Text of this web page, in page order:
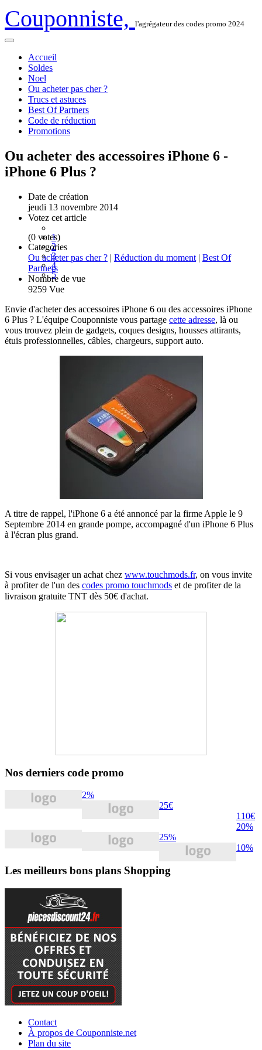
Couponniste, l'agrégateur des codes promo 2024
Accueil
Soldes
Noel
Ou acheter pas cher ?
Trucs et astuces
Best Of Partners
Code de réduction
Promotions
Ou acheter des accessoires iPhone 6 -
iPhone 6 Plus ?
Date de création
jeudi 13 novembre 2014
Votez cet article
1
2
3
4
5
(0 votes)
Categories
Ou acheter pas cher ? | Réduction du moment | Best Of
Partners
Nombre de vue
9259 Vue
Envie d'acheter des accessoires iPhone 6 ou des accessoires iPhone
6 Plus ? L'équipe Couponniste vous partage cette adresse, là ou
vous trouvez plein de gadgets, coques designs, housses attirants,
étuis professionnelles, câbles, chargeurs, support auto.
A titre de rappel, l'iPhone 6 a été annoncé par la firme Apple le 9
Septembre 2014 en grande pompe, accompagné d'un iPhone 6 Plus
à l'écran plus grand.
Si vous envisager un achat chez www.touchmods.fr, on vous invite
à profiter de l'un des codes promo touchmods et de profiter de la
livraison gratuite TNT dès 50€ d'achat.
Nos derniers code promo
2%
25€
110€
20%
25%
10%
Les meilleurs bons plans Shopping
Contact
À propos de Couponniste.net
Plan du site